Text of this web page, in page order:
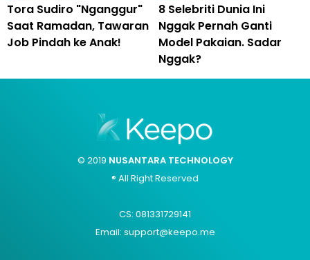
Tora Sudiro "Nganggur"
Saat Ramadan, Tawaran
Job Pindah ke Anak!
8 Selebriti Dunia Ini
Nggak Pernah Ganti
Model Pakaian. Sadar
Nggak?
© 2019 NUSANTARA TECHNOLOGY
® All Right Reserved
CS: 081331729141
Email: support@keepo.me